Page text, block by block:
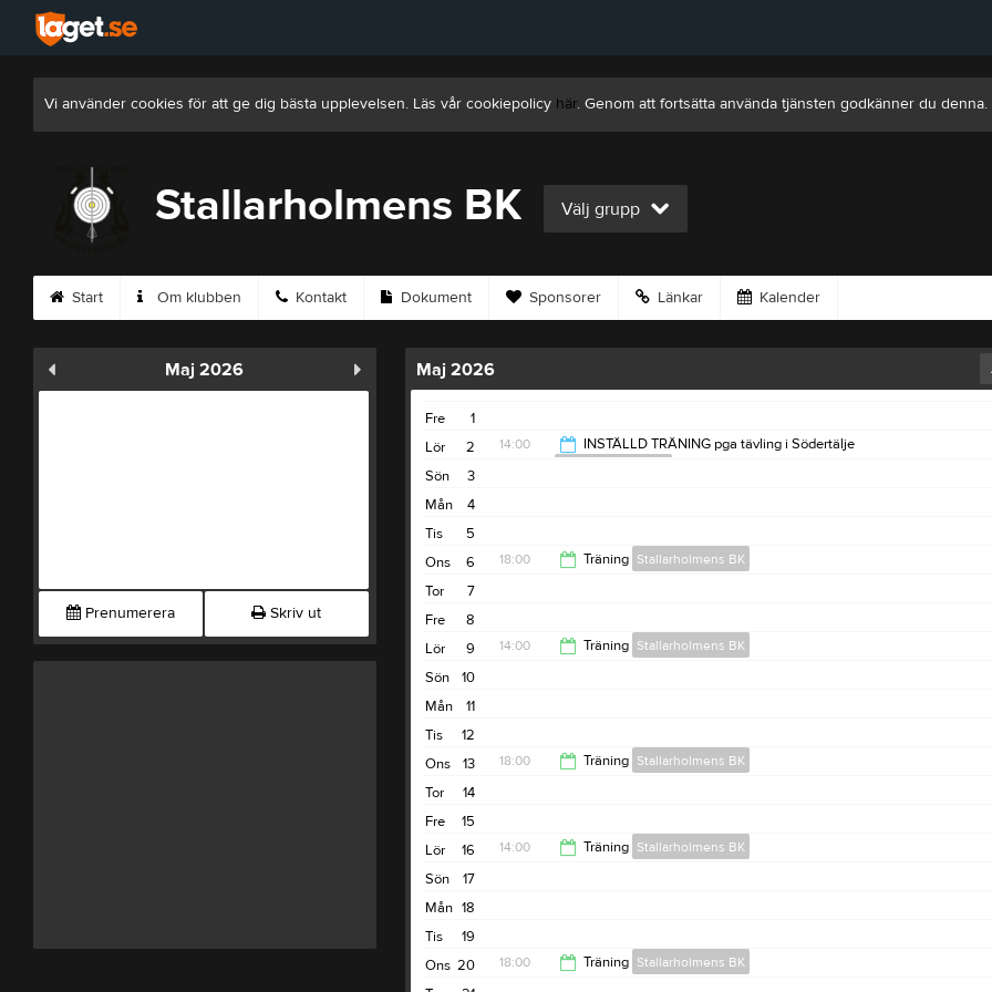
Vi använder cookies för att ge dig bästa upplevelsen. Läs vår cookiepolicy här. Genom att fortsätta använda tjänsten godkänner du denna.
Stallarholmens BK Välj grupp
Start Om klubben Kontakt Dokument Sponsorer Länkar Kalender
Maj 2026
Prenumerera Skriv ut
Maj 2026
1
Fre
2
Lör 14:00
INSTÄLLD TRÄNING pga tävling i Södertälje
3
Sön
4
Mån
5
Tis
6
Ons 18:00 Träning Stallarholmens BK
7
Tor
8
Fre
9
Lör 14:00 Träning Stallarholmens BK
10
Sön
11
Mån
12
Tis
13
Ons 18:00 Träning Stallarholmens BK
14
Tor
15
Fre
16
Lör 14:00 Träning Stallarholmens BK
17
Sön
18
Mån
19
Tis
20
Ons 18:00 Träning Stallarholmens BK